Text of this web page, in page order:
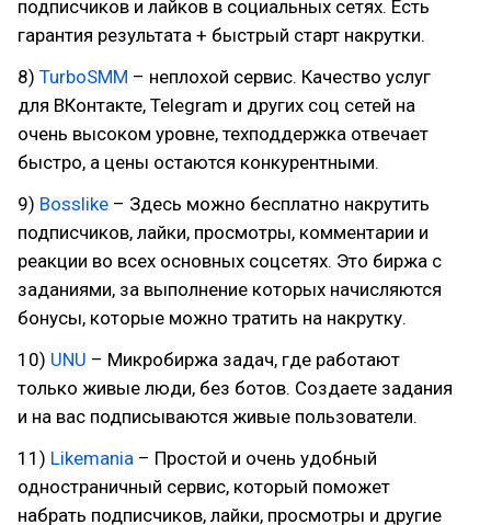
подписчиков и лайков в социальных сетях. Есть
гарантия результата + быстрый старт накрутки.
8) TurboSMM – неплохой сервис. Качество услуг
для ВКонтакте, Telegram и других соц сетей на
очень высоком уровне, техподдержка отвечает
быстро, а цены остаются конкурентными.
9) Bosslike – Здесь можно бесплатно накрутить
подписчиков, лайки, просмотры, комментарии и
реакции во всех основных соцсетях. Это биржа с
заданиями, за выполнение которых начисляются
бонусы, которые можно тратить на накрутку.
10) UNU – Микробиржа задач, где работают
только живые люди, без ботов. Создаете задания
и на вас подписываются живые пользователи.
11) Likemania – Простой и очень удобный
одностраничный сервис, который поможет
набрать подписчиков, лайки, просмотры и другие